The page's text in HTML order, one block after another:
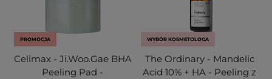
PROMOCJA
Celimax - Ji.Woo.Gae BHA
Peeling Pad -
WYBÓR KOSMETOLOGA
The Ordinary - Mandelic
Acid 10% + HA - Peeling z